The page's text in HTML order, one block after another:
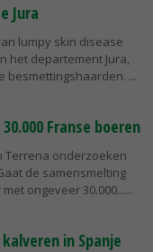
Jura
lumpy skin disease
het departement Jura,
besmettingshaarden.
Franse boeren
Terrena onderzoeken
de samensmelting
ongeveer 30.000...
in Spanje